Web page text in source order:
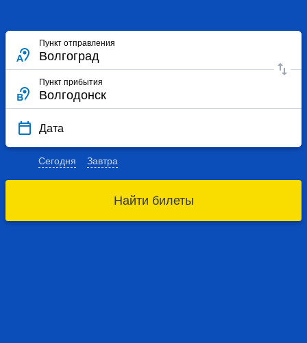
Пункт отправления
Пункт прибытия
Дата
Сегодня Завтра
Найти билеты